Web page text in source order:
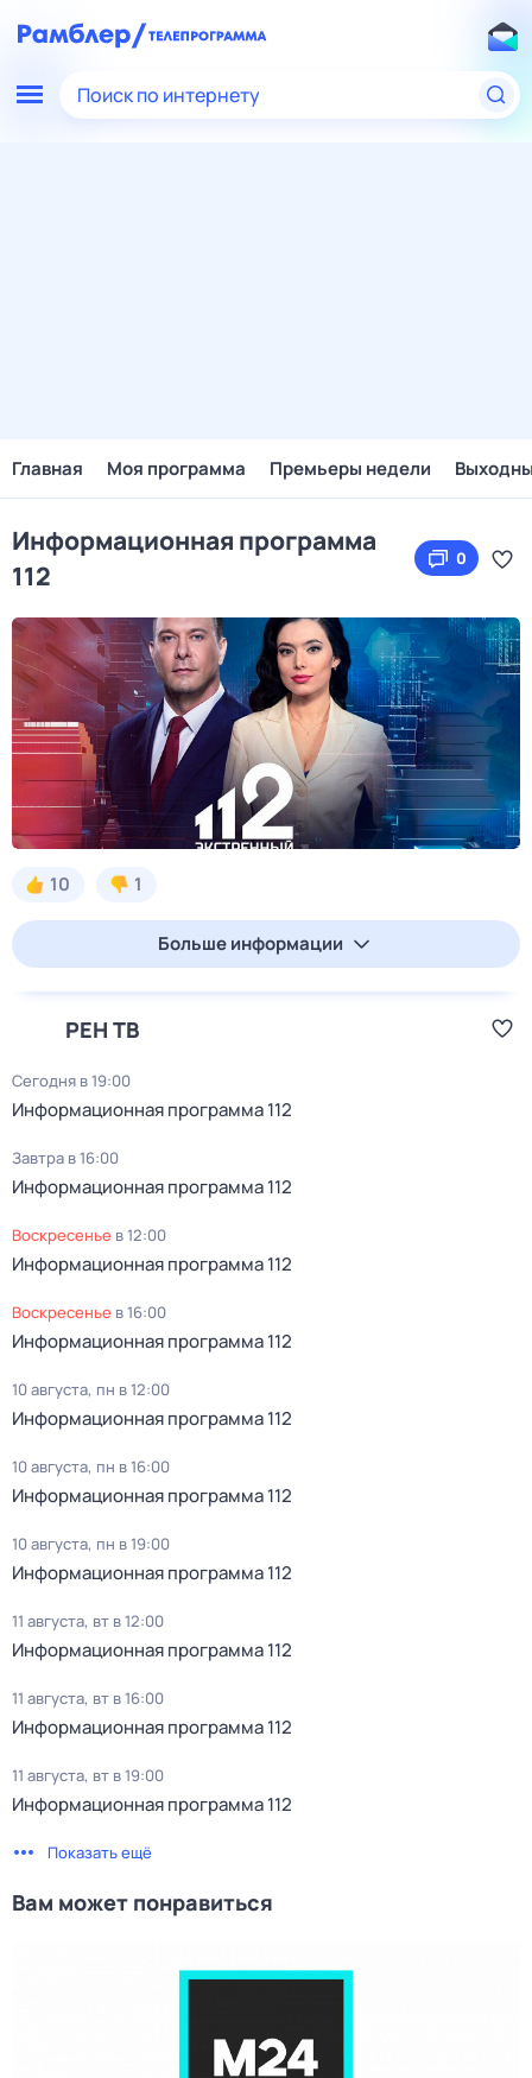
Поиск по интернету
Главная Моя программа Премьеры недели
Информационная программа
112
0
10 1
Больше информации
РЕН ТВ
Сегодня в 19:00
Информационная программа 112
Завтра в 16:00
Информационная программа 112
воскресенье в12:00
Информационная программа 112
воскресенье в16:00
Информационная программа 112
10 августа, пн в 12:00
Информационная программа 112
10 августа, пн в 16:00
Информационная программа 112
10 августа, пн в 19:00
Информационная программа 112
11 августа, вт в 12:00
Информационная программа 112
11 августа, вт в 16:00
Информационная программа 112
11 августа, вт в 19:00
Информационная программа 112
Показать ещё
Вам может понравиться